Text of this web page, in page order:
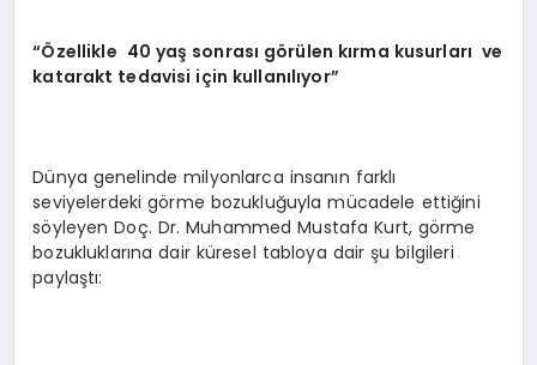
“Özellikle 40 yaş sonrası görülen kırma kusurları ve
katarakt tedavisi için kullanılıyor”
Dünya genelinde milyonlarca insanın farklı
seviyelerdeki görme bozukluğuyla mücadele ettiğini
söyleyen Doç. Dr. Muhammed Mustafa Kurt, görme
bozukluklarına dair küresel tabloya dair şu bilgileri
paylaştı: